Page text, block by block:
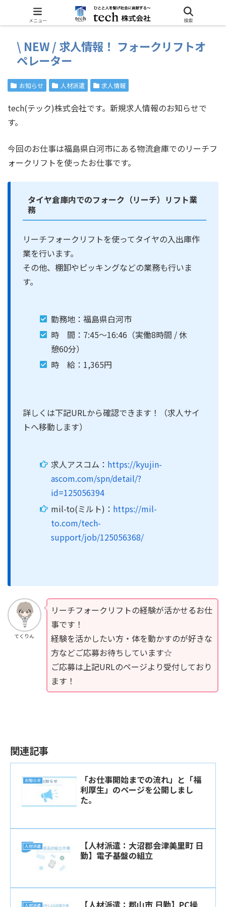
お知らせ
\ NEW / 求人情報！ フォークリフトオ
ペレーター
お知らせ 人材派遣 求人情報
tech(テック)株式会社です。新規求人情報のお知らせで
す。
今回のお仕事は福島県白河市にある物流倉庫でのリーチフ
ォークリフトを使ったお仕事です。
タイヤ倉庫内でのフォーク（リーチ）リフト業
務
リーチフォークリフトを使ってタイヤの入出庫作
業を行います。
その他、棚卸やピッキングなどの業務も行いま
す。
勤務地：福島県白河市
時 間：7:45～16:46（実働8時間 / 休
憩60分）
時 給：1,365円
詳しくは下記URLから確認できます！（求人サイ
トへ移動します）
求人アスコム： https://kyujin-
ascom.com/spn/detail/?
id=125056394
mil-to(ミルト)： https://mil-
to.com/tech-
support/job/125056368/
てくりん
リーチフォークリフトの経験が活かせるお仕
事です！
経験を活かしたい方・体を動かすのが好きな
方などご応募お待ちしています☆
ご応募は上記URLのページより受付しており
ます！
関連記事
お知らせ
「お仕事開始までの流れ」と「福
利厚生」のページを公開しまし
た。
人材派遣
【人材派遣：大沼郡会津美里町 日
勤】電子基盤の組立
人材派遣 【人材派遣：郡山市 日勤】PC操
メニュー 検索